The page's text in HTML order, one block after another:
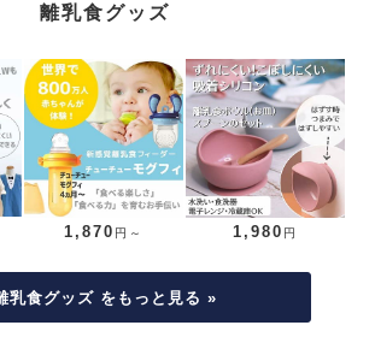
離乳食グッズ
1,870 円～ 1,980 円
乳食グッズ をもっと見る »